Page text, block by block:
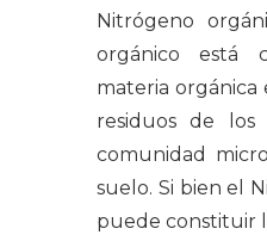
Nitrógeno
orgánico está
materia orgánica
residuos de
comunidad
suelo. Si bien el
puede constituir